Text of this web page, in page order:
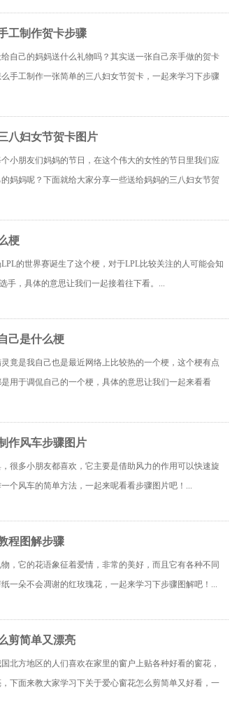
工制作贺卡步骤
自己的妈妈送什么礼物吗？其实送一张自己亲手做的贺卡
手工制作一张简单的三八妇女节贺卡，一起来学习下步骤
八妇女节贺卡图片
小朋友们妈妈的节日，在这个伟大的女性的节日里我们应
妈妈呢？下面就给大家分享一些送给妈妈的三八妇女节贺
梗
的世界赛诞生了这个梗，对于LPL比较关注的人可能会知
手，具体的意思让我们一起接着往下看。...
己是什么梗
竟是我自己也是最近网络上比较热的一个梗，这个梗有点
用于调侃自己的一个梗，具体的意思让我们一起来看看
作风车步骤图片
很多小朋友都喜欢，它主要是借助风力的作用可以快速旋
个风车的简单方法，一起来呢看看步骤图片吧！...
程图解步骤
，它的花语象征着爱情，非常的美好，而且它有各种不同
一朵不会凋谢的红玫瑰花，一起来学习下步骤图解吧！...
剪简单又漂亮
北方地区的人们喜欢在家里的窗户上贴各种好看的窗花，
下面来教大家学习下关于爱心窗花怎么剪简单又好看，一